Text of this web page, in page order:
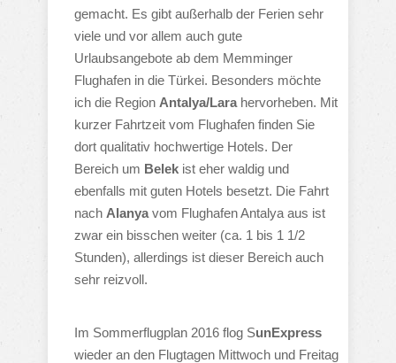
gemacht. Es gibt außerhalb der Ferien sehr
viele und vor allem auch gute
Urlaubsangebote ab dem Memminger
Flughafen in die Türkei. Besonders möchte
ich die Region Antalya/Lara hervorheben. Mit
kurzer Fahrtzeit vom Flughafen finden Sie
dort qualitativ hochwertige Hotels. Der
Bereich um Belek ist eher waldig und
ebenfalls mit guten Hotels besetzt. Die Fahrt
nach Alanya vom Flughafen Antalya aus ist
zwar ein bisschen weiter (ca. 1 bis 1 1/2
Stunden), allerdings ist dieser Bereich auch
sehr reizvoll.
Im Sommerflugplan 2016 flog SunExpress
wieder an den Flugtagen Mittwoch und Freitag